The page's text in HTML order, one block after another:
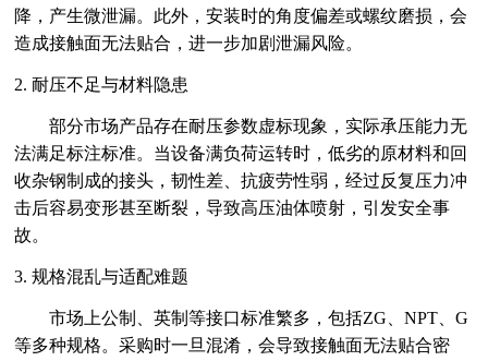
降，产生微泄漏。此外，安装时的角度偏差或螺纹磨损，会
造成接触面无法贴合，进一步加剧泄漏风险。
2. 耐压不足与材料隐患
部分市场产品存在耐压参数虚标现象，实际承压能力无
法满足标注标准。当设备满负荷运转时，低劣的原材料和回
收杂钢制成的接头，韧性差、抗疲劳性弱，经过反复压力冲
击后容易变形甚至断裂，导致高压油体喷射，引发安全事
故。
3. 规格混乱与适配难题
市场上公制、英制等接口标准繁多，包括ZG、NPT、G
等多种规格。采购时一旦混淆，会导致接触面无法贴合密